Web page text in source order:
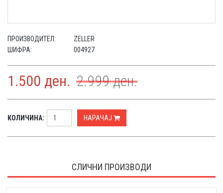
ПРОИЗВОДИТЕЛ:
ZELLER
ШИФРА:
004927
1.500 ден. 2.999ден.
КОЛИЧИНА: НАРАЧАЈ
СЛИЧНИ ПРОИЗВОДИ